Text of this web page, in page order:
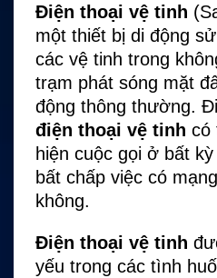
Điện thoại vệ tinh
một thiết bị di động
các vệ tinh trong
trạm phát sóng mặt
động thông thường.
điện thoại vệ tinh có
hiện cuộc gọi ở bất
bất chấp việc có
không.
Điện thoại vệ tinh
yếu trong các tình